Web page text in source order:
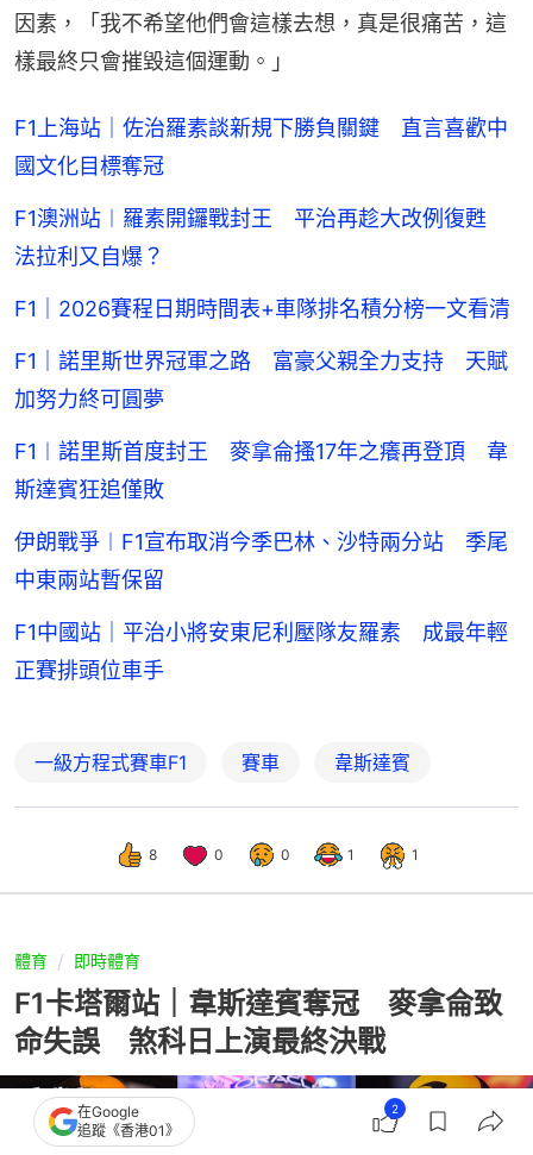
因素，「我不希望他們會這樣去想，真是很痛苦，這
樣最終只會摧毀這個運動。」
F1上海站｜佐治羅素談新規下勝負關鍵 直言喜歡中
國文化目標奪冠
F1澳洲站︱羅素開鑼戰封王 平治再趁大改例復甦
法拉利又自爆？
F1｜2026賽程日期時間表+車隊排名積分榜一文看清
F1｜諾里斯世界冠軍之路 富豪父親全力支持 天賦
加努力終可圓夢
F1︱諾里斯首度封王 麥拿侖搔17年之癢再登頂 韋
斯達賓狂追僅敗
伊朗戰爭︱F1宣布取消今季巴林、沙特兩分站 季尾
中東兩站暫保留
F1中國站｜平治小將安東尼利壓隊友羅素 成最年輕
正賽排頭位車手
一級方程式賽車F1 賽車 韋斯達賓
8 0 0 1 1
體育 即時體育
F1卡塔爾站｜韋斯達賓奪冠 麥拿侖致
命失誤 煞科日上演最終決戰
在Google
追蹤《香港01》
2